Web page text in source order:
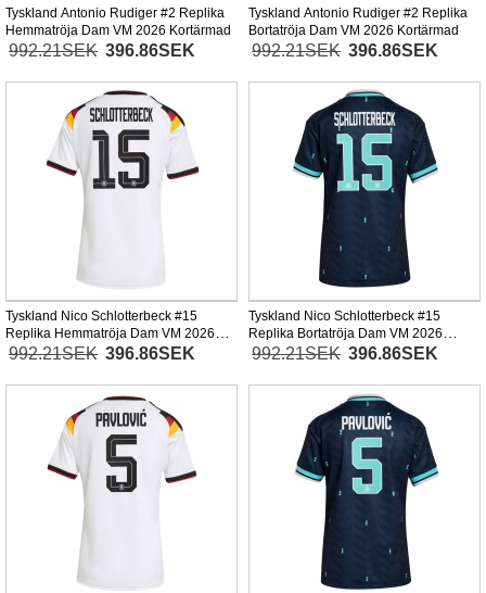
Tyskland Antonio Rudiger #2 Replika
Hemmatröja Dam VM 2026 Kortärmad
992.21SEK 396.86SEK
Tyskland Antonio Rudiger #2 Replika
Bortatröja Dam VM 2026 Kortärmad
992.21SEK 396.86SEK
Tyskland Nico Schlotterbeck #15
Replika Hemmatröja Dam VM 2026
Kortärmad
992.21SEK 396.86SEK
Tyskland Nico Schlotterbeck #15
Replika Bortatröja Dam VM 2026
Kortärmad
992.21SEK 396.86SEK